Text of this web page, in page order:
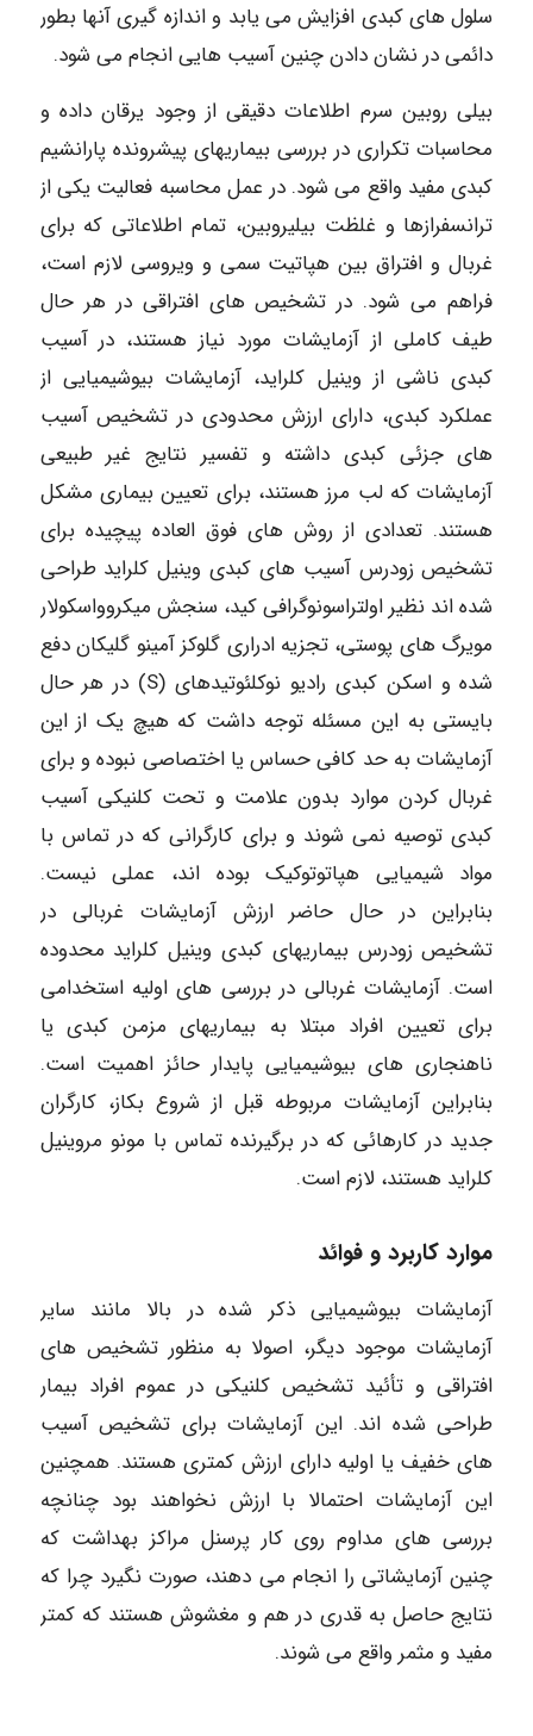
سلول های کبدی افزایش می یابد و اندازه گیری آنها بطور
دائمی در نشان دادن چنین آسیب هایی انجام می شود.
بیلی روبین سرم اطلاعات دقیقی از وجود یرقان داده و
محاسبات تکراری در بررسی بیماریهای پیشرونده پارانشیم
کبدی مفید واقع می شود. در عمل محاسبه فعالیت یکی از
ترانسفرازها و غلظت بیلیروبین، تمام اطلاعاتی که برای
غربال و افتراق بین هپاتیت سمی و ویروسی لازم است،
فراهم می شود. در تشخیص های افتراقی در هر حال
طیف کاملی از آزمایشات مورد نیاز هستند، در آسیب
کبدی ناشی از وینیل کلراید، آزمایشات بیوشیمیایی از
عملکرد کبدی، دارای ارزش محدودی در تشخیص آسیب
های جزئی کبدی داشته و تفسیر نتایج غیر طبیعی
آزمایشات که لب مرز هستند، برای تعیین بیماری مشکل
هستند. تعدادی از روش های فوق العاده پیچیده برای
تشخیص زودرس آسیب های کبدی وینیل کلراید طراحی
شده اند نظیر اولتراسونوگرافی کید، سنجش میکروواسکولار
مویرگ های پوستی، تجزیه ادراری گلوکز آمینو گلیکان دفع
شده و اسکن کبدی رادیو نوکلئوتیدهای (S) در هر حال
بایستی به این مسئله توجه داشت که هیچ یک از این
آزمایشات به حد کافی حساس یا اختصاصی نبوده و برای
غربال کردن موارد بدون علامت و تحت کلنیکی آسیب
کبدی توصیه نمی شوند و برای کارگرانی که در تماس با
مواد شیمیایی هپاتوتوکیک بوده اند، عملی نیست.
بنابراین در حال حاضر ارزش آزمایشات غربالی در
تشخیص زودرس بیماریهای کبدی وینیل کلراید محدوده
است. آزمایشات غربالی در بررسی های اولیه استخدامی
برای تعیین افراد مبتلا به بیماریهای مزمن کبدی یا
ناهنجاری های بیوشیمیایی پایدار حائز اهمیت است.
بنابراین آزمایشات مربوطه قبل از شروع بکاز، کارگران
جدید در کارهائی که در برگیرنده تماس با مونو مروینیل
کلراید هستند، لازم است.
موارد کاربرد و فوائد
آزمایشات بیوشیمیایی ذکر شده در بالا مانند سایر
آزمایشات موجود دیگر، اصولا به منظور تشخیص های
افتراقی و تأئید تشخیص کلنیکی در عموم افراد بیمار
طراحی شده اند. این آزمایشات برای تشخیص آسیب
های خفیف یا اولیه دارای ارزش کمتری هستند. همچنین
این آزمایشات احتمالا با ارزش نخواهند بود چنانچه
بررسی های مداوم روی کار پرسنل مراکز بهداشت که
چنین آزمایشاتی را انجام می دهند، صورت نگیرد چرا که
نتایج حاصل به قدری در هم و مغشوش هستند که کمتر
مفید و مثمر واقع می شوند.